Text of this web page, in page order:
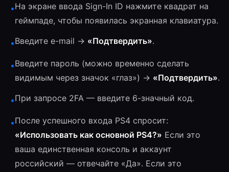
•На экране ввода Sign-In ID нажмите квадрат на
геймпаде, чтобы появилась экранная клавиатура.
•Введите e-mail → «Подтвердить».
•Введите пароль (можно временно сделать
видимым через значок «глаз») → «Подтвердить».
•При запросе 2FA — введите 6-значный код.
•После успешного входа PS4 спросит:
«Использовать как основной PS4?» Если это
ваша единственная консоль и аккаунт
российский — отвечайте «Да». Если это